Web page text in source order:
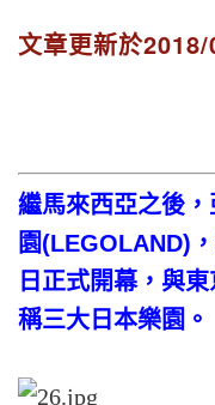
文章更新於
繼馬來西亞之後
園(LEGOLAND)
日正式開幕，與
稱三大日本樂園。